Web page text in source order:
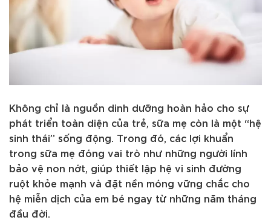
Không chỉ là nguồn dinh dưỡng hoàn hảo cho sự
phát triển toàn diện của trẻ, sữa mẹ còn là một “hệ
sinh thái” sống động. Trong đó, các lợi khuẩn
trong sữa mẹ đóng vai trò như những người lính
bảo vệ non nớt, giúp thiết lập hệ vi sinh đường
ruột khỏe mạnh và đặt nền móng vững chắc cho
hệ miễn dịch của em bé ngay từ những năm tháng
đầu đời.